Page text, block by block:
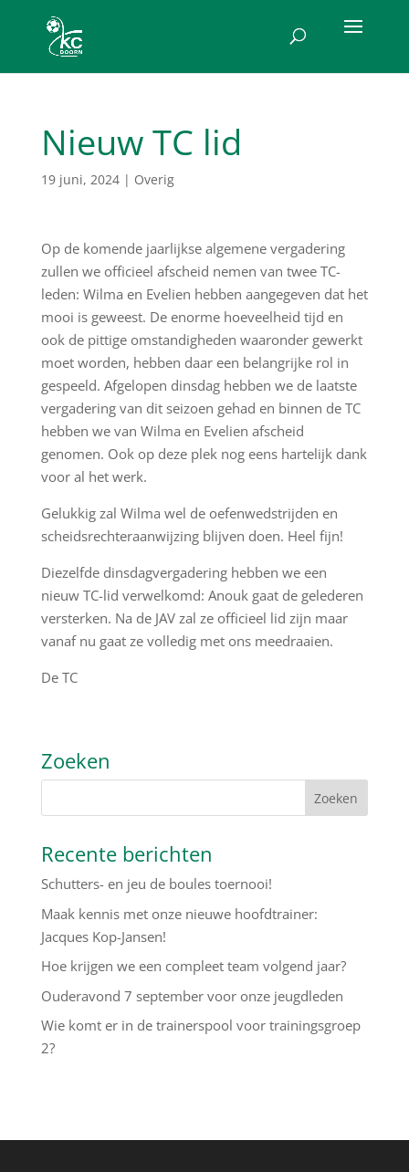
Nieuw TC lid
19 juni, 2024| Overig
Op de komende jaarlijkse algemene vergadering
zullen we officieel afscheid nemen van twee TC-
leden: Wilma en Evelien hebben aangegeven dat het
mooi is geweest. De enorme hoeveelheid tijd en
ook de pittige omstandigheden waaronder gewerkt
moet worden, hebben daar een belangrijke rol in
gespeeld. Afgelopen dinsdag hebben we de laatste
vergadering van dit seizoen gehad en binnen de TC
hebben we van Wilma en Evelien afscheid
genomen. Ook op deze plek nog eens hartelijk dank
voor al het werk.
Gelukkig zal Wilma wel de oefenwedstrijden en
scheidsrechteraanwijzing blijven doen. Heel fijn!
Diezelfde dinsdagvergadering hebben we een
nieuw TC-lid verwelkomd: Anouk gaat de gelederen
versterken. Na de JAV zal ze officieel lid zijn maar
vanaf nu gaat ze volledig met ons meedraaien.
De TC
Zoeken
Recente berichten
Schutters- en jeu de boules toernooi!
Maak kennis met onze nieuwe hoofdtrainer:
Jacques Kop-Jansen!
Hoe krijgen we een compleet team volgend jaar?
Ouderavond 7 september voor onze jeugdleden
Wie komt er in de trainerspool voor trainingsgroep
2?